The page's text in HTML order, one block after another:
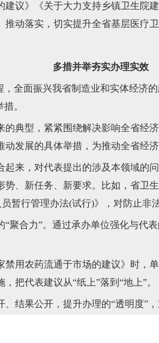
》《关于大力支持乡镇卫生院
动落实，切实提升全省基层医疗
多措并举夯实办理实效
面振兴我省制造业和实体经济
。
型，紧紧围绕解决影响全省经
发展的具体举措，为推动全省经
，对代表提出的涉及本领域的
、新任务、新要求。比如，省卫
暂行管理办法(试行)》，对防止非
合力”。通过承办单位强化与代
农药流通于市场的建议》时，
把代表建议从“纸上”落到“地上”。
果公开，提升办理的“透明度”，